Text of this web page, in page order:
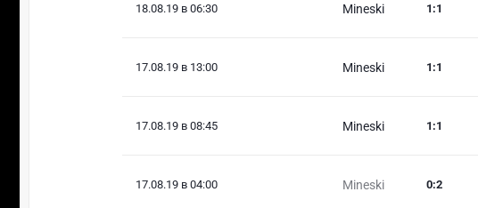
18.08.19 в 06:30 Mineski 1 :1
17.08.19 в 13:00 Mineski 1 :1
17.08.19 в 08:45 Mineski 1 :1
17.08.19 в 04:00 Mineski 0:2